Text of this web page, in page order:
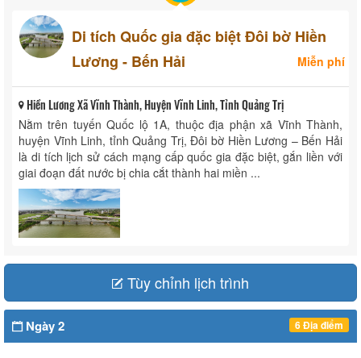
Di tích Quốc gia đặc biệt Đôi bờ Hiền
Lương - Bến Hải
Miễn phí
Hiền Lương Xã Vĩnh Thành, Huyện Vĩnh Linh, Tỉnh Quảng Trị
Nằm trên tuyến Quốc lộ 1A, thuộc địa phận xã Vĩnh Thành,
huyện Vĩnh Linh, tỉnh Quảng Trị, Đôi bờ Hiền Lương – Bến Hải
là di tích lịch sử cách mạng cấp quốc gia đặc biệt, gắn liền với
giai đoạn đất nước bị chia cắt thành hai miền ...
Tùy chỉnh lịch trình
Ngày 2 6 Địa điểm